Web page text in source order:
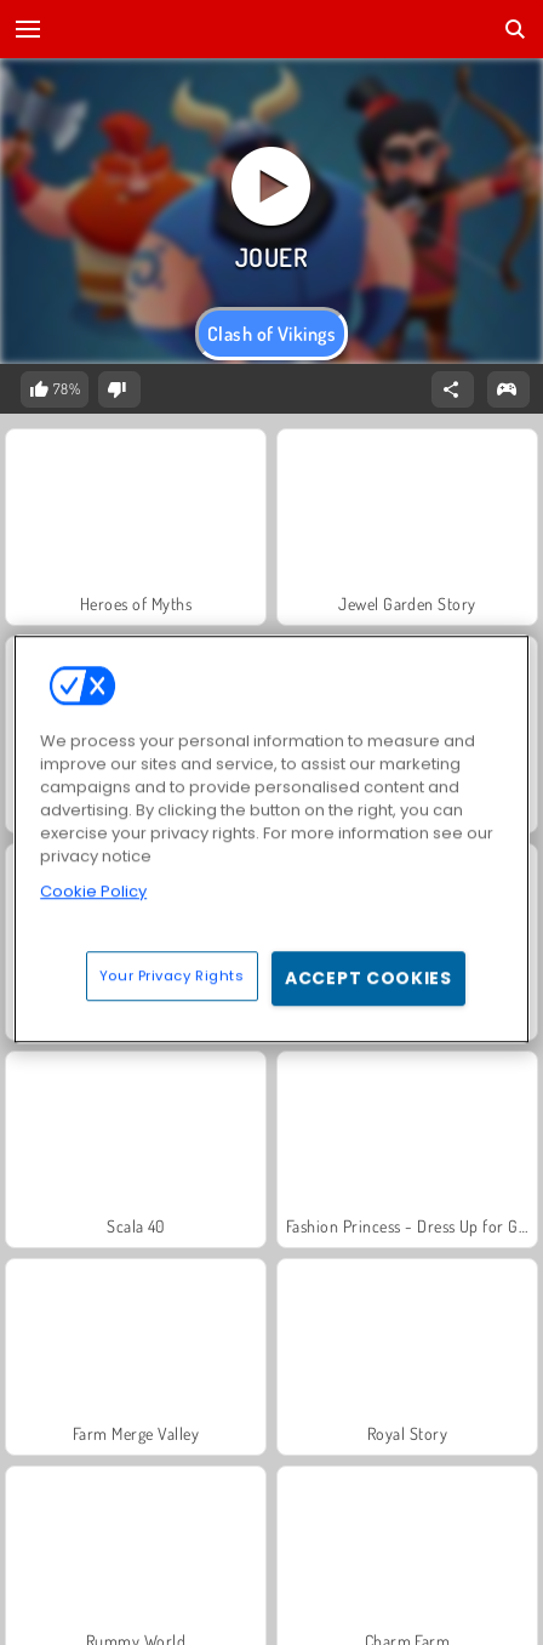
Clash of Vikings
78%
Heroes of Myths Jewel Garden Story
Juice Merge Grand Mahjong Connect
Scala 40
Farm Merge Valley Royal Story
Rummy World Charm Farm
We process your personal information to measure and
improve our sites and service, to assist our marketing
campaigns and to provide personalised content and
advertising. By clicking the button on the right, you can
exercise your privacy rights. For more information see our
privacy notice
Cookie Policy
Your Privacy Rights ACCEPT COOKIES